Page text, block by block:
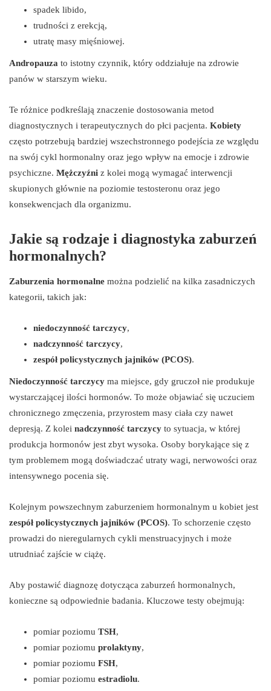
spadek libido,
trudności z erekcją,
utratę masy mięśniowej.
Andropauza to istotny czynnik, który oddziałuje na zdrowie
panów w starszym wieku.
Te różnice podkreślają znaczenie dostosowania metod
diagnostycznych i terapeutycznych do płci pacjenta. Kobiety
często potrzebują bardziej wszechstronnego podejścia ze względu
na swój cykl hormonalny oraz jego wpływ na emocje i zdrowie
psychiczne. Mężczyźni z kolei mogą wymagać interwencji
skupionych głównie na poziomie testosteronu oraz jego
konsekwencjach dla organizmu.
Jakie są rodzaje i diagnostyka zaburzeń
hormonalnych?
Zaburzenia hormonalne można podzielić na kilka zasadniczych
kategorii, takich jak:
niedoczynność tarczycy,
nadczynność tarczycy,
zespół policystycznych jajników (PCOS).
Niedoczynność tarczycy ma miejsce, gdy gruczoł nie produkuje
wystarczającej ilości hormonów. To może objawiać się uczuciem
chronicznego zmęczenia, przyrostem masy ciała czy nawet
depresją. Z kolei nadczynność tarczycy to sytuacja, w której
produkcja hormonów jest zbyt wysoka. Osoby borykające się z
tym problemem mogą doświadczać utraty wagi, nerwowości oraz
intensywnego pocenia się.
Kolejnym powszechnym zaburzeniem hormonalnym u kobiet jest
zespół policystycznych jajników (PCOS). To schorzenie często
prowadzi do nieregularnych cykli menstruacyjnych i może
utrudniać zajście w ciążę.
Aby postawić diagnozę dotycząca zaburzeń hormonalnych,
konieczne są odpowiednie badania. Kluczowe testy obejmują:
pomiar poziomu TSH,
pomiar poziomu prolaktyny,
pomiar poziomu FSH,
pomiar poziomu estradiolu.